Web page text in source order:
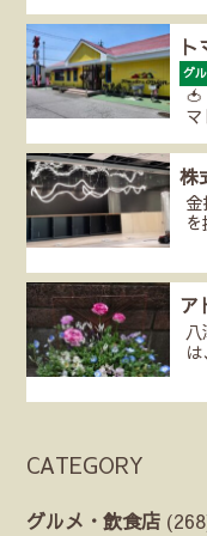
グ
株
ア
八
CATEGORY
グルメ・飲食店